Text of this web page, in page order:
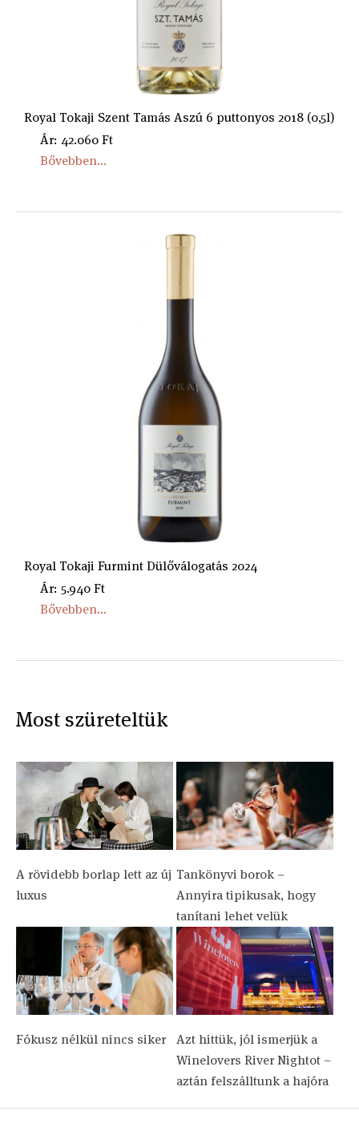
Royal Tokaji Szent Tamás Aszú 6 puttonyos 2018 (0,5l)
Ár: 42.060 Ft
Bővebben...
Royal Tokaji Furmint Dülőválogatás 2024
Ár: 5.940 Ft
Bővebben...
Most szüreteltük
A rövidebb borlap lett az új
luxus
Tankönyvi borok –
Annyira tipikusak, hogy
tanítani lehet velük
Fókusz nélkül nincs siker
Azt hittük, jól ismerjük a
Winelovers River Nightot –
aztán felszálltunk a hajóra